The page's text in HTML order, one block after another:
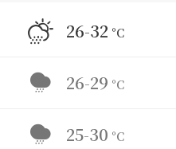
26-32 °C
26-29 °C
25-30 °C